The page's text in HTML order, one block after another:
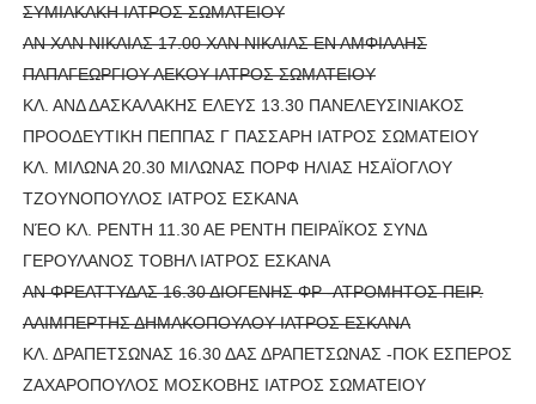
ΣΥΜΙΑΚΑΚΗ ΙΑΤΡΟΣ ΣΩΜΑΤΕΙΟΥ
ΑΝ ΧΑΝ ΝΙΚΑΙΑΣ 17.00 ΧΑΝ ΝΙΚΑΙΑΣ ΕΝ ΑΜΦΙΑΛΗΣ
ΠΑΠΑΓΕΩΡΓΙΟΥ ΛΕΚΟΥ ΙΑΤΡΟΣ ΣΩΜΑΤΕΙΟΥ
ΚΛ. ΑΝΔ ΔΑΣΚΑΛΑΚΗΣ ΕΛΕΥΣ 13.30 ΠΑΝΕΛΕΥΣΙΝΙΑΚΟΣ
ΠΡΟΟΔΕΥΤΙΚΗ ΠΕΠΠΑΣ Γ ΠΑΣΣΑΡΗ ΙΑΤΡΟΣ ΣΩΜΑΤΕΙΟΥ
ΚΛ. ΜΙΛΩΝΑ 20.30 ΜΙΛΩΝΑΣ ΠΟΡΦ ΗΛΙΑΣ ΗΣΑΪΟΓΛΟΥ
ΤΖΟΥΝΟΠΟΥΛΟΣ ΙΑΤΡΟΣ ΕΣΚΑΝΑ
ΝΈΟ ΚΛ. ΡΕΝΤΗ 11.30 ΑΕ ΡΕΝΤΗ ΠΕΙΡΑΪΚΟΣ ΣΥΝΔ
ΓΕΡΟΥΛΑΝΟΣ ΤΟΒΗΛ ΙΑΤΡΟΣ ΕΣΚΑΝΑ
ΑΝ ΦΡΕΑΤΤΥΔΑΣ 16.30 ΔΙΟΓΕΝΗΣ ΦΡ -ΑΤΡΟΜΗΤΟΣ ΠΕΙΡ.
ΑΛΙΜΠΕΡΤΗΣ ΔΗΜΑΚΟΠΟΥΛΟΥ ΙΑΤΡΟΣ ΕΣΚΑΝΑ
ΚΛ. ΔΡΑΠΕΤΣΩΝΑΣ 16.30 ΔΑΣ ΔΡΑΠΕΤΣΩΝΑΣ -ΠΟΚ ΕΣΠΕΡΟΣ
ΖΑΧΑΡΟΠΟΥΛΟΣ ΜΟΣΚΟΒΗΣ ΙΑΤΡΟΣ ΣΩΜΑΤΕΙΟΥ